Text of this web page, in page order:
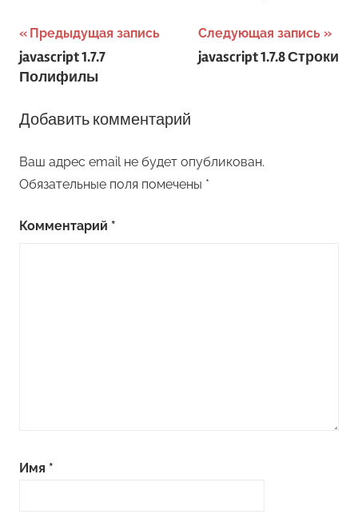
Навигация
по
Предыдущая запись
javascript 1.7.7
Полифилы
Следующая запись
javascript 1.7.8 Строки
Добавить комментарий
Ваш адрес email не будет опубликован.
Обязательные поля помечены *
Комментарий *
Имя *